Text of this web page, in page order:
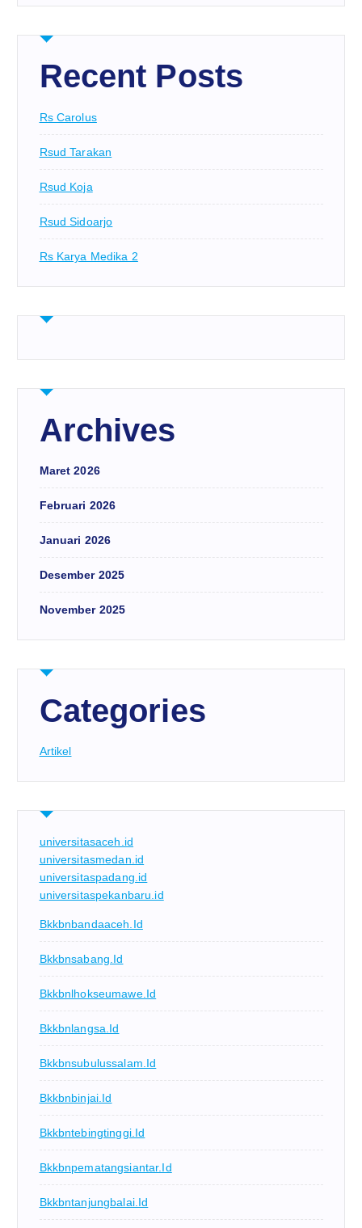
Recent Posts
Rs Carolus
Rsud Tarakan
Rsud Koja
Rsud Sidoarjo
Rs Karya Medika 2
Archives
Maret 2026
Februari 2026
Januari 2026
Desember 2025
November 2025
Categories
Artikel
universitasaceh.id
universitasmedan.id
universitaspadang.id
universitaspekanbaru.id
Bkkbnbandaaceh.id
Bkkbnsabang.id
Bkkbnlhokseumawe.id
Bkkbnlangsa.id
Bkkbnsubulussalam.id
Bkkbnbinjai.id
Bkkbntebingtinggi.id
Bkkbnpematangsiantar.id
Bkkbntanjungbalai.id